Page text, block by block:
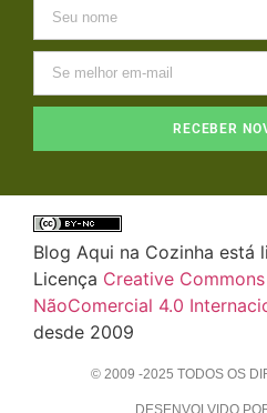
RECEBER
Blog Aqui na Cozinha está
Licença Creative
NãoComercial 4.0
desde 2009
© 2009 -2025 TODOS OS
DESENVOLVIDO